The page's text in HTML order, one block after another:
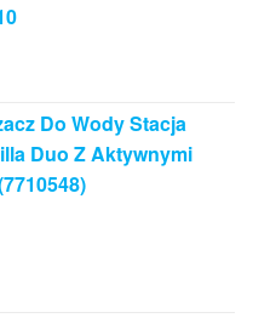
Do Wody Stacja
Duo Z Aktywnymi